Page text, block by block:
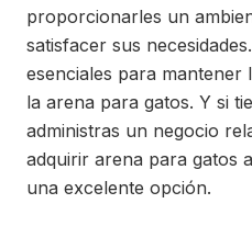
proporcionarles un
satisfacer sus
esenciales para mantener
la arena para gatos. Y si
administras un negocio
adquirir arena para gatos
una excelente opción.